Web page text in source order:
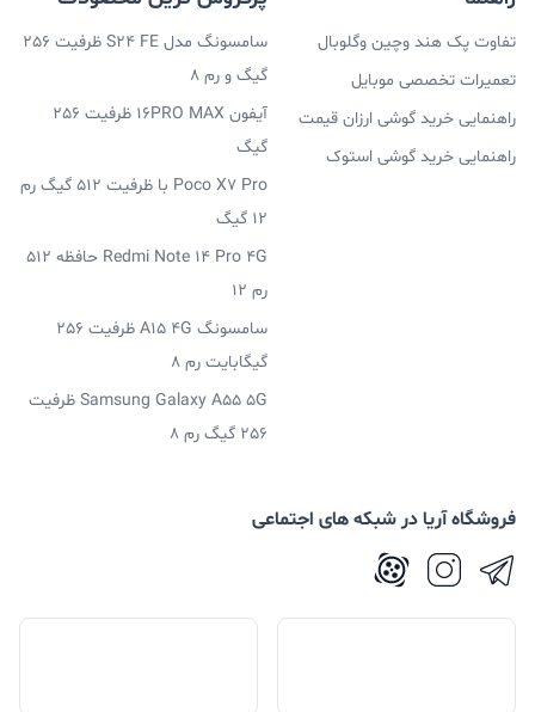
تفاوت پک هند وچین وگلوبال
تعمیرات تخصصی موبایل
راهنمایی خرید گوشی ارزان قیمت
راهنمایی خرید گوشی استوک
سامسونگ مدل S24 FE ظرفیت 256
گیگ و رم 8
آیفون 16PRO MAX ظرفیت 256
گیگ
Poco X7 Pro با ظرفیت 512 گیگ رم
12 گیگ
Redmi Note 14 Pro 4G حافظه 512
رم 12
سامسونگ A15 4G ظرفیت 256
گیگابایت رم 8
Samsung Galaxy A55 5G ظرفیت
256 گیگ رم 8
فروشگاه آریا در شبکه های اجتماعی